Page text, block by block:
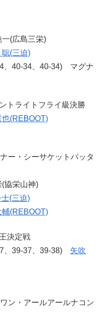
(広島三栄)
聡(三迫)
、40-34、40-34) マグナ
トライトフライ級決勝
也(REBOOT)
・シーサケットパッタ
栄山神)
士(三迫)
輔(REBOOT)
決定戦
、39-37、39-38) 矢吹
・アールアールナコン